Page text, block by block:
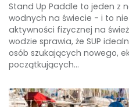
Stand Up Paddle to jeden z
wodnych na świecie - i to nie
aktywności fizycznej na
wodzie sprawia, że SUP
osób szukających nowego,
początkujących...